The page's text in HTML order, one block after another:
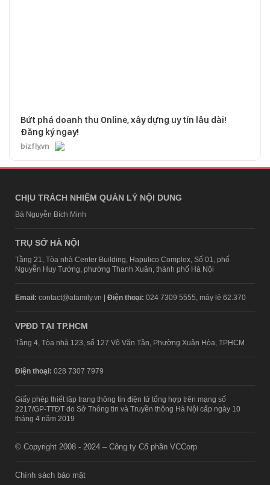
Bứt phá doanh thu Online, xây dựng uy tín lâu dài!
Đăng ký ngay!
bizfly.vn
CHỊU TRÁCH NHIỆM QUẢN LÝ NỘI DUNG
Bà Nguyễn Bích Minh
TRỤ SỞ HÀ NỘI
Tầng 21, Tòa nhà Center Building, Hapulico Complex, Số 01, phố
Nguyễn Huy Tưởng, phường Thanh Xuân, thành phố Hà Nội
Email: contact@afamily.vn | Điện thoại: 024 7309 5555, máy lẻ 62.370
VPĐD TẠI TP.HCM
Tầng 4, Tòa nhà 123, số 127 Võ Văn Tần, Phường Xuân Hòa, TPHCM
Điện thoại: 028 7307 7979
Giấy phép thiết lập trang thông tin điện tử tổng hợp trên mạng số
2217/GP-TTĐT do Sở Thông tin và Truyền thông Hà Nội cấp ngày 10
tháng 4 năm 2019
© Copyright 2008 - 2024 – Công ty Cổ phần VCCorp
Chính sách bảo mật